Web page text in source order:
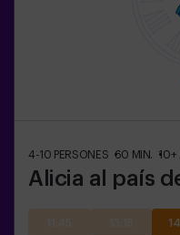
4-10 PERSONES 60 MIN. 10+
Alicia al país